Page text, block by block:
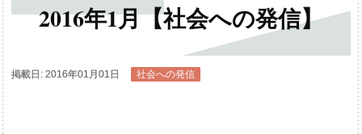
2016年1月【社会への発信】
掲載日: 2016年01月01日 社会への発信